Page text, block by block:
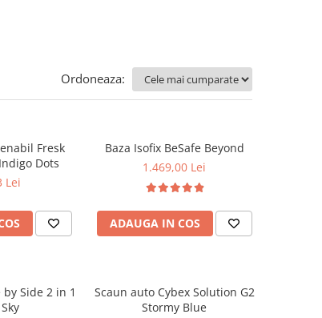
Ordoneaza:
Fresk
Dots
Lei
Baza Isofix BeSafe Beyond
1.469,00 Lei
ADAUGA IN COS
Side 2 in 1
Scaun auto Cybex Solution G2
Stormy Blue